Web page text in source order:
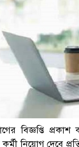
বিজ্ঞপ্তি প্রকাশ
নিয়োগ দেবে